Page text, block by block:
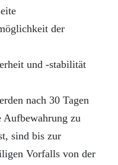
der
und -stabilität
nach 30 Tagen
Aufbewahrung zu
sind bis zur
Vorfalls von der